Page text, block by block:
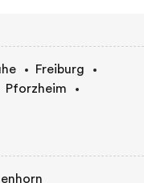
Freiburg
Pforzheim